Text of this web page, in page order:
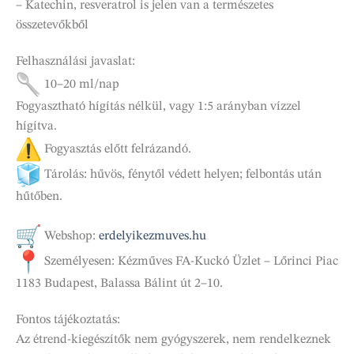
– Katechin, resveratrol is jelen van a természetes
összetevőkből
Felhasználási javaslat:
10–20 ml/nap
Fogyasztható hígítás nélkül, vagy 1:5 arányban vízzel
hígítva.
Fogyasztás előtt felrázandó.
Tárolás: hűvös, fénytől védett helyen; felbontás után
hűtőben.
Webshop: erdelyikezmuves.hu
Személyesen: Kézműves FA-Kuckó Üzlet – Lőrinci Piac
1183 Budapest, Balassa Bálint út 2–10.
Fontos tájékoztatás:
Az étrend-kiegészítők nem gyógyszerek, nem rendelkeznek